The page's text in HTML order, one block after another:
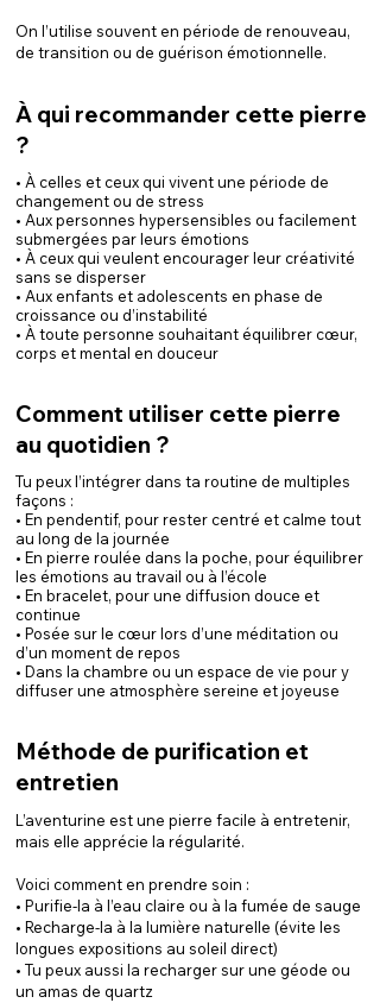
On l’utilise souvent en période de renouveau,
de transition ou de guérison émotionnelle.
À qui recommander cette pierre
?
• À celles et ceux qui vivent une période de
changement ou de stress
• Aux personnes hypersensibles ou facilement
submergées par leurs émotions
• À ceux qui veulent encourager leur créativité
sans se disperser
• Aux enfants et adolescents en phase de
croissance ou d’instabilité
• À toute personne souhaitant équilibrer cœur,
corps et mental en douceur
Comment utiliser cette pierre
au quotidien ?
Tu peux l’intégrer dans ta routine de multiples
façons :
• En pendentif, pour rester centré et calme tout
au long de la journée
• En pierre roulée dans la poche, pour équilibrer
les émotions au travail ou à l’école
• En bracelet, pour une diffusion douce et
continue
• Posée sur le cœur lors d’une méditation ou
d’un moment de repos
• Dans la chambre ou un espace de vie pour y
diffuser une atmosphère sereine et joyeuse
Méthode de purification et
entretien
L’aventurine est une pierre facile à entretenir,
mais elle apprécie la régularité.
Voici comment en prendre soin :
• Purifie-la à l’eau claire ou à la fumée de sauge
• Recharge-la à la lumière naturelle (évite les
longues expositions au soleil direct)
• Tu peux aussi la recharger sur une géode ou
un amas de quartz